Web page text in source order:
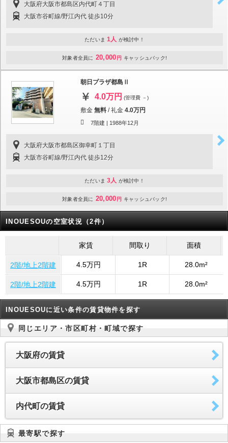
大阪府大阪市都島区内代町４丁目
大阪市谷町線/野江内代 徒歩10分
ただいま 1人 が検討中！
対象者全員に 20,000 円 キャッシュバック!
朝日プラザ都島Ⅱ
4.0万円 (管理費 －)
敷金 無料 /礼金 4.0万円
7階建 | 1988年12月
大阪府大阪市都島区御幸町１丁目
大阪市谷町線/野江内代 徒歩12分
ただいま 3人 が検討中！
対象者全員に 20,000 円 キャッシュバック!
INOUESOUの空室状況（2件）
家賃 間取り 面積
2階/地上2階建 4.5万円 1R 28.0m²
2階/地上2階建 4.5万円 1R 28.0m²
INOUESOUに近い条件の賃貸物件を探す
同じエリア・市区町村・町域で探す
大阪府の賃貸
大阪市都島区の賃貸
内代町の賃貸
最寄駅で探す